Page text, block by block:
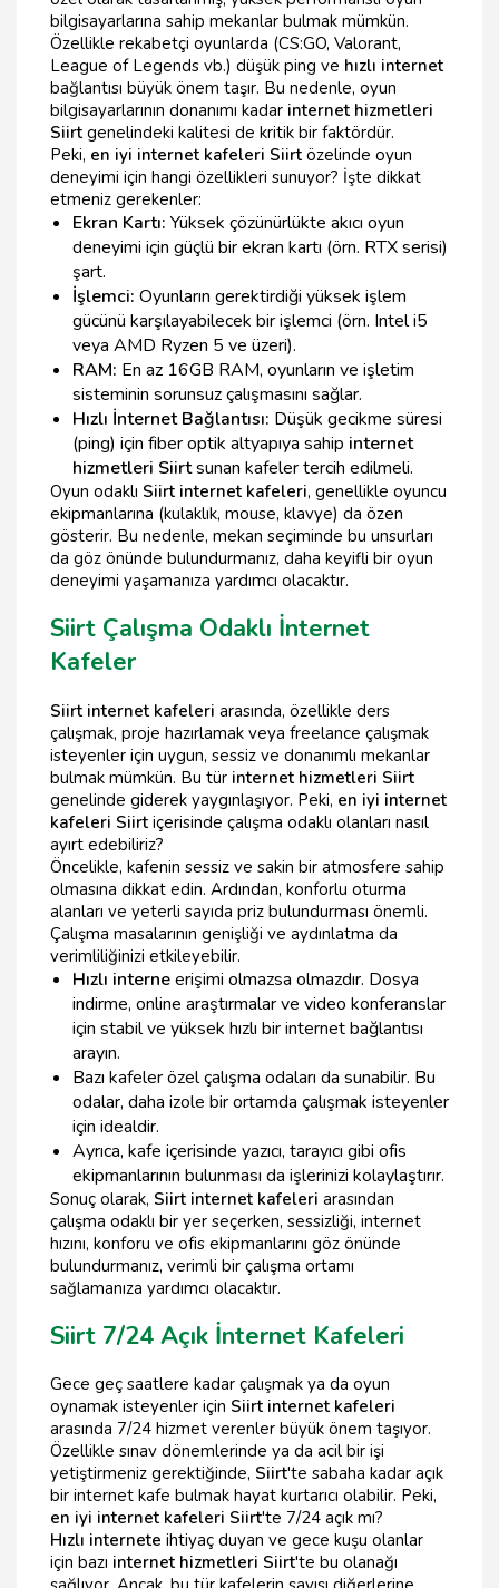
bilgisayarlarına sahip mekanlar bulmak mümkün.
Özellikle rekabetçi oyunlarda (CS:GO, Valorant,
League of Legends vb.) düşük ping ve hızlı internet
bağlantısı büyük önem taşır. Bu nedenle, oyun
bilgisayarlarının donanımı kadar internet hizmetleri
Siirt genelindeki kalitesi de kritik bir faktördür.
Peki, en iyi internet kafeleri Siirt özelinde oyun
deneyimi için hangi özellikleri sunuyor? İşte dikkat
etmeniz gerekenler:
Ekran Kartı: Yüksek çözünürlükte akıcı oyun
deneyimi için güçlü bir ekran kartı (örn. RTX serisi)
şart.
İşlemci: Oyunların gerektirdiği yüksek işlem
gücünü karşılayabilecek bir işlemci (örn. Intel i5
veya AMD Ryzen 5 ve üzeri).
RAM: En az 16GB RAM, oyunların ve işletim
sisteminin sorunsuz çalışmasını sağlar.
Hızlı İnternet Bağlantısı: Düşük gecikme süresi
(ping) için fiber optik altyapıya sahip internet
hizmetleri Siirtsunan kafeler tercih edilmeli.
Oyun odaklı Siirt internet kafeleri, genellikle oyuncu
ekipmanlarına (kulaklık, mouse, klavye) da özen
gösterir. Bu nedenle, mekan seçiminde bu unsurları
da göz önünde bulundurmanız, daha keyifli bir oyun
deneyimi yaşamanıza yardımcı olacaktır.
Siirt Çalışma Odaklı İnternet
Kafeler
Siirt internet kafeleri arasında, özellikle ders
çalışmak, proje hazırlamak veya freelance çalışmak
isteyenler için uygun, sessiz ve donanımlı mekanlar
bulmak mümkün. Bu tür internet hizmetleri Siirt
genelinde giderek yaygınlaşıyor. Peki, en iyi internet
kafeleri Siirt içerisinde çalışma odaklı olanları nasıl
ayırt edebiliriz?
Öncelikle, kafenin sessiz ve sakin bir atmosfere sahip
olmasına dikkat edin. Ardından, konforlu oturma
alanları ve yeterli sayıda priz bulundurması önemli.
Çalışma masalarının genişliği ve aydınlatma da
verimliliğinizi etkileyebilir.
Hızlı interneerişimi olmazsa olmazdır. Dosya
indirme, online araştırmalar ve video konferanslar
için stabil ve yüksek hızlı bir internet bağlantısı
arayın.
Bazı kafeler özel çalışma odaları da sunabilir. Bu
odalar, daha izole bir ortamda çalışmak isteyenler
için idealdir.
Ayrıca, kafe içerisinde yazıcı, tarayıcı gibi ofis
ekipmanlarının bulunması da işlerinizi kolaylaştırır.
Sonuç olarak, Siirt internet kafeleri arasından
çalışma odaklı bir yer seçerken, sessizliği, internet
hızını, konforu ve ofis ekipmanlarını göz önünde
bulundurmanız, verimli bir çalışma ortamı
sağlamanıza yardımcı olacaktır.
Siirt 7/24 Açık İnternet Kafeleri
Gece geç saatlere kadar çalışmak ya da oyun
oynamak isteyenler için Siirt internet kafeleri
arasında 7/24 hizmet verenler büyük önem taşıyor.
Özellikle sınav dönemlerinde ya da acil bir işi
yetiştirmeniz gerektiğinde, Siirt'te sabaha kadar açık
bir internet kafe bulmak hayat kurtarıcı olabilir. Peki,
en iyi internet kafeleri Siirt'te 7/24 açık mı?
Hızlı internete ihtiyaç duyan ve gece kuşu olanlar
için bazı internet hizmetleri Siirt'te bu olanağı